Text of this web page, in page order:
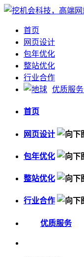
首页
网页设计
包年优化
整站优化
行业合作
优质服务
首页
网页设计
包年优化
整站优化
行业合作
优质服务